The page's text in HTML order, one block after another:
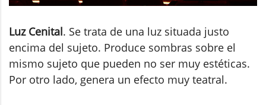
Luz Cenital. Se trata de una luz situada justo
encima del sujeto. Produce sombras sobre el
mismo sujeto que pueden no ser muy estéticas.
Por otro lado, genera un efecto muy teatral.